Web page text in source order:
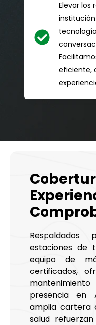
Elevar los
eficiente,
estaciones de
equipo de
certificados,
presencia en
amplia cartera
salud